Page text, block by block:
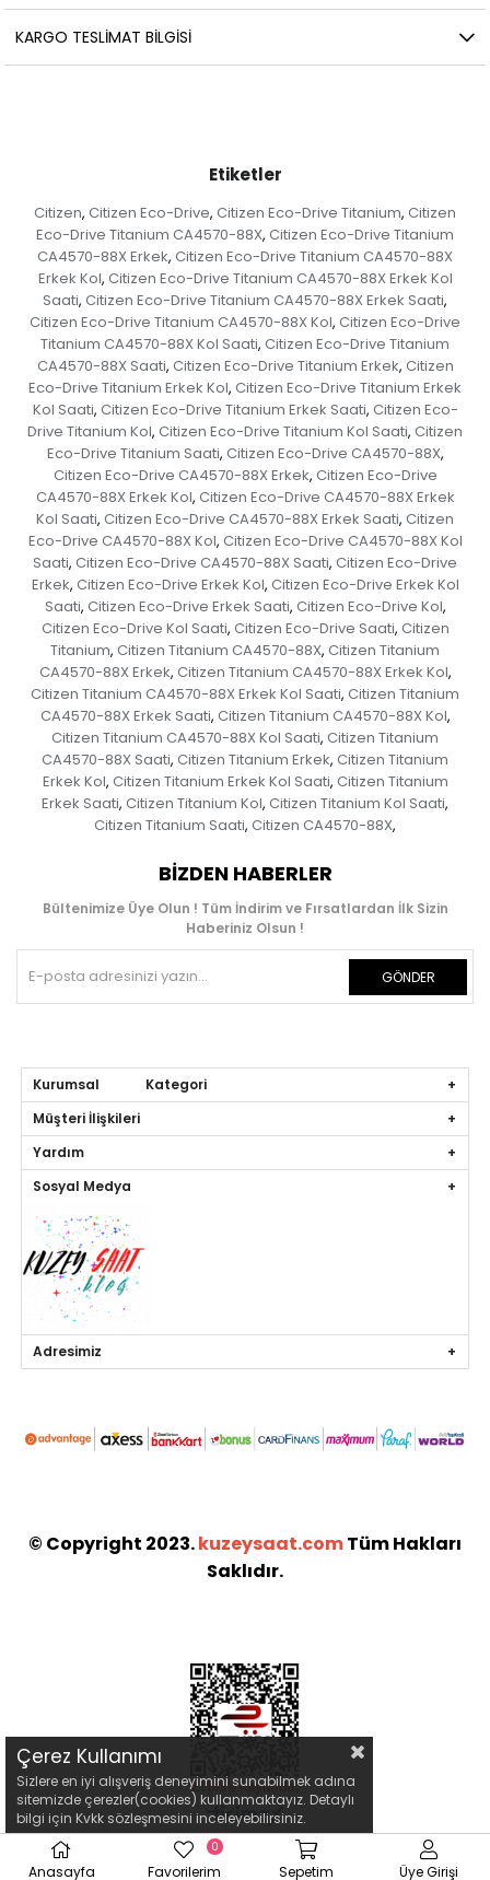
KARGO TESLIMAT BILGISI
Etiketler
Citizen, Citizen Eco-Drive, Citizen Eco-Drive Titanium, Citizen
Eco-Drive Titanium CA4570-88X, Citizen Eco-Drive Titanium
CA4570-88X Erkek, Citizen Eco-Drive Titanium CA4570-88X
Erkek Kol, Citizen Eco-Drive Titanium CA4570-88X Erkek Kol
Saati, Citizen Eco-Drive Titanium CA4570-88X Erkek Saati,
Citizen Eco-Drive Titanium CA4570-88X Kol, Citizen Eco-Drive
Titanium CA4570-88X Kol Saati, Citizen Eco-Drive Titanium
CA4570-88X Saati, Citizen Eco-Drive Titanium Erkek, Citizen
Eco-Drive Titanium Erkek Kol, Citizen Eco-Drive Titanium Erkek
Kol Saati, Citizen Eco-Drive Titanium Erkek Saati, Citizen Eco-
Drive Titanium Kol, Citizen Eco-Drive Titanium Kol Saati, Citizen
Eco-Drive Titanium Saati, Citizen Eco-Drive CA4570-88X,
Citizen Eco-Drive CA4570-88X Erkek, Citizen Eco-Drive
CA4570-88X Erkek Kol, Citizen Eco-Drive CA4570-88X Erkek
Kol Saati, Citizen Eco-Drive CA4570-88X Erkek Saati, Citizen
Eco-Drive CA4570-88X Kol, Citizen Eco-Drive CA4570-88X Kol
Saati, Citizen Eco-Drive CA4570-88X Saati, Citizen Eco-Drive
Erkek, Citizen Eco-Drive Erkek Kol, Citizen Eco-Drive Erkek Kol
Saati, Citizen Eco-Drive Erkek Saati, Citizen Eco-Drive Kol,
Citizen Eco-Drive Kol Saati, Citizen Eco-Drive Saati, Citizen
Titanium, Citizen Titanium CA4570-88X, Citizen Titanium
CA4570-88X Erkek, Citizen Titanium CA4570-88X Erkek Kol,
Citizen Titanium CA4570-88X Erkek Kol Saati, Citizen Titanium
CA4570-88X Erkek Saati, Citizen Titanium CA4570-88X Kol,
Citizen Titanium CA4570-88X Kol Saati, Citizen Titanium
CA4570-88X Saati, Citizen Titanium Erkek, Citizen Titanium
Erkek Kol, Citizen Titanium Erkek Kol Saati, Citizen Titanium
Erkek Saati, Citizen Titanium Kol, Citizen Titanium Kol Saati,
Citizen Titanium Saati, Citizen CA4570-88X,
BIZDEN HABERLER
Bültenimize Üye Olun ! Tüm İndirim ve Fırsatlardan İlk Sizin
Haberiniz Olsun !
GÖNDER
Kurumsal Kategori
Müşteri İlişkileri
Yardım
Sosyal Medya
Adresimiz
© Copyright 2023.kuzeysaat.comTüm Hakları
Saklıdır.
Çerez Kullanımı
Sizlere en iyi alışveriş deneyimini sunabilmek adına
sitemizde çerezler(cookies) kullanmaktayız. Detaylı
bilgi için Kvkk sözleşmesini inceleyebilirsiniz.
Anasayfa Favorilerim
0
Sepetim Üye Girişi